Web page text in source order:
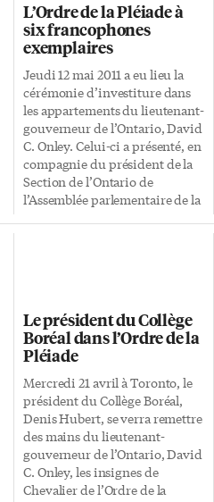
ceux qui se sont distingués en
servant les idéaux de
coopération et d’amitié de
l’APF. La médaille de l’Ordre de
la Pléiade, décoration à
vocation internationale, est
présentée aux personnalités
ainsi reconnues lors d’une
cérémonie officielle qui […]
L’Ordre de la Pléiade à
six francophones
exemplaires
Jeudi 12 mai 2011 a eu lieu la
cérémonie d’investiture dans
les appartements du lieutenant-
gouverneur de l’Ontario, David
C. Onley. Celui-ci a présenté, en
compagnie du président de la
Section de l’Ontario de
l’Assemblée parlementaire de la
ontarienne. Les six
personnalités suivantes ont été
décorées de l’insigne de l’Ordre
de la Pléiade: Jean-Marc Aubin
(Hanmer), grade de Chevalier.
Alain Baudot (Toronto), grade
de Chevalier. Mariette M.
Dallaire (Harty), grade de
Chevalier. Marguerite Martel
(North Bay), […]
Le président du Collège
Boréal dans l’Ordre de la
Pléiade
Mercredi 21 avril à Toronto, le
président du Collège Boréal,
Denis Hubert, se verra remettre
des mains du lieutenant-
gouverneur de l’Ontario, David
C. Onley, les insignes de
Chevalier de l’Ordre de la